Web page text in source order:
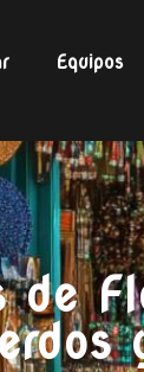
Equipos
de